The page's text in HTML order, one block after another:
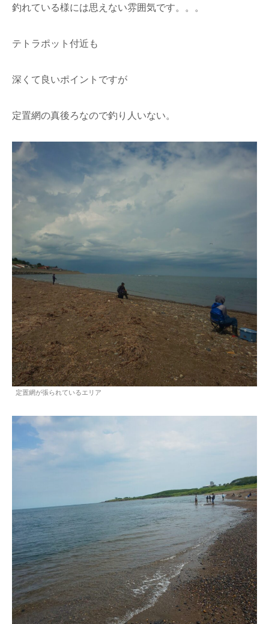
釣れている様には思えない雰囲気です。。。
テトラポット付近も
深くて良いポイントですが
定置網の真後ろなので釣り人いない。
定置網が張られているエリア